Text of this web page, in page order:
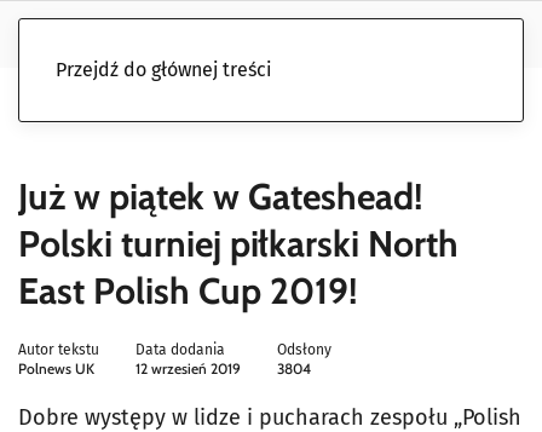
Przejdź do głównej treści
Już w piątek w Gateshead!
Polski turniej piłkarski North
East Polish Cup 2019!
Autor tekstu
Polnews UK
Data dodania
12 wrzesień 2019
Odsłony
3804
Dobre występy w lidze i pucharach zespołu „Polish